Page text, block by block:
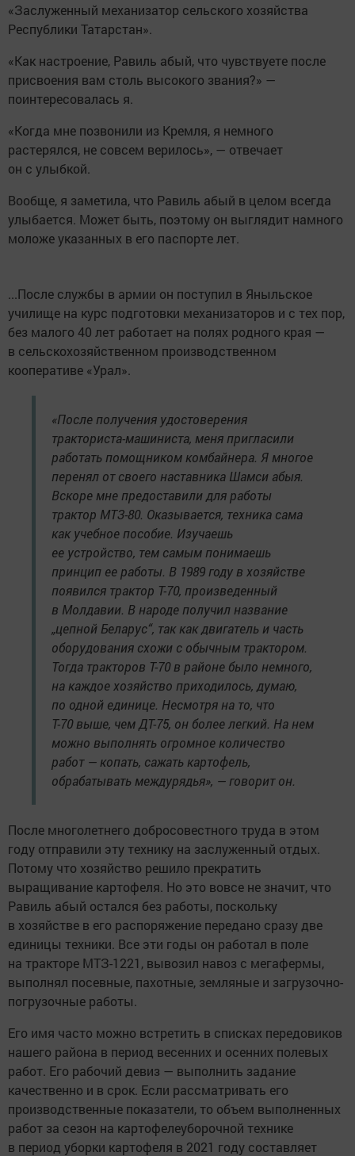
«Заслуженный механизатор сельского хозяйства
Республики Татарстан».
«Как настроение, Равиль абый, что чувствуете после
присвоения вам столь высокого звания?» —
поинтересовалась я.
«Когда мне позвонили из Кремля, я немного
растерялся, не совсем верилось», — отвечает
он с улыбкой.
Вообще, я заметила, что Равиль абый в целом всегда
улыбается. Может быть, поэтому он выглядит намного
моложе указанных в его паспорте лет.
...После службы в армии он поступил в Яныльское
училище на курс подготовки механизаторов и с тех пор,
без малого 40 лет работает на полях родного края —
в сельскохозяйственном производственном
кооперативе «Урал».
«После получения удостоверения
тракториста-машиниста, меня пригласили
работать помощником комбайнера. Я многое
перенял от своего наставника Шамси абыя.
Вскоре мне предоставили для работы
трактор МТЗ-80. Оказывается, техника сама
как учебное пособие. Изучаешь
ее устройство, тем самым понимаешь
принцип ее работы. В 1989 году в хозяйстве
появился трактор Т-70, произведенный
в Молдавии. В народе получил название
„цепной Беларус“, так как двигатель и часть
оборудования схожи с обычным трактором.
Тогда тракторов Т-70 в районе было немного,
на каждое хозяйство приходилось, думаю,
по одной единице. Несмотря на то, что
Т-70 выше, чем ДТ-75, он более легкий. На нем
можно выполнять огромное количество
работ — копать, сажать картофель,
обрабатывать междурядья», — говорит он.
После многолетнего добросовестного труда в этом
году отправили эту технику на заслуженный отдых.
Потому что хозяйство решило прекратить
выращивание картофеля. Но это вовсе не значит, что
Равиль абый остался без работы, поскольку
в хозяйстве в его распоряжение передано сразу две
единицы техники. Все эти годы он работал в поле
на тракторе МТЗ-1221, вывозил навоз с мегафермы,
выполнял посевные, пахотные, земляные и загрузочно-
погрузочные работы.
Его имя часто можно встретить в списках передовиков
нашего района в период весенних и осенних полевых
работ. Его рабочий девиз — выполнить задание
качественно и в срок. Если рассматривать его
производственные показатели, то объем выполненных
работ за сезон на картофелеуборочной технике
в период уборки картофеля в 2021 году составляет